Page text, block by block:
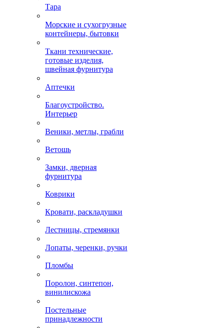
Тара
Морские и сухогрузные
контейнеры, бытовки
Ткани технические,
готовые изделия,
швейная фурнитура
Аптечки
Благоустройство.
Интерьер
Веники, метлы, грабли
Ветошь
Замки, дверная
фурнитура
Коврики
Кровати, раскладушки
Лестницы, стремянки
Лопаты, черенки, ручки
Пломбы
Поролон, синтепон,
винилискожа
Постельные
принадлежности